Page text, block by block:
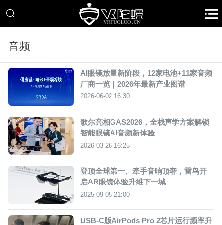
音频
AI眼镜放量​​新阶段​​，​​12家​​电池+​​11家​音频
厂商一览｜2026年最新产业图谱
2026-06-02 16:30
歌尔亮相GAS2026，全栈声学方案解锁
智能眼镜AI音频新体验
2026-03-26 16:25
登顶全球第一、牵手音响顶奢，雷鸟开
启AR眼镜体验升维下一城
2025-09-05 21:00
USB-C版AirPods Pro 2芯片运行频率升